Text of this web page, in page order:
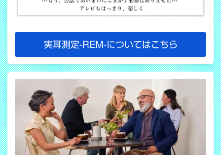
実耳測定-REM-についてはこちら